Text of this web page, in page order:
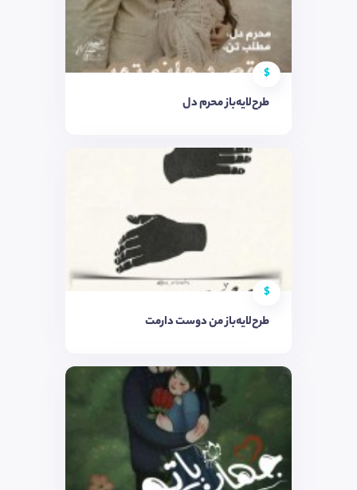
$
طرح‌لایه‌باز محرم دل
$
طرح‌لایه‌باز من دوست دارمت